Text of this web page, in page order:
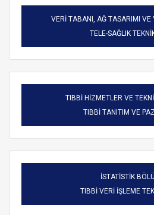
VERİ TABANI, AĞ TASARIMI VE
TELE-SAĞLIK
TIBBİ HİZMETLER VE
TIBBİ TANITIM VE
İSTATİSTİK
TIBBİ VERİ İŞLEME